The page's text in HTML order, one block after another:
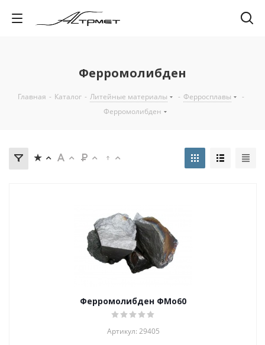
Ферромолибден
Главная - Каталог - Литейные материалы - Ферросплавы
-
Ферромолибден
Ферромолибден ФМо60
Артикул: 29405